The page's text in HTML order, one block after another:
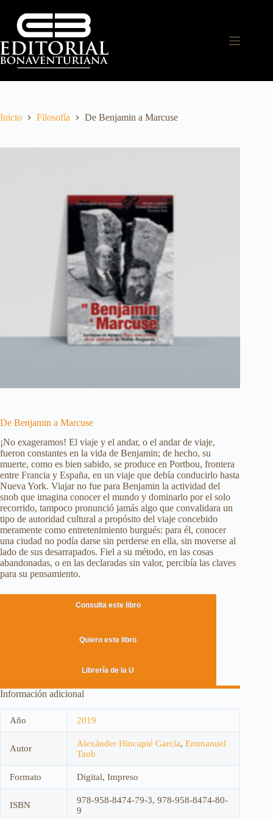
Inicio Filosofía De Benjamin a Marcuse
De Benjamin a Marcuse
¡No exageramos! El viaje y el andar, o el andar de viaje,
fueron constantes en la vida de Benjamin; de hecho, su
muerte, como es bien sabido, se produce en Portbou, frontera
entre Francia y España, en un viaje que debía conducirlo hasta
Nueva York. Viajar no fue para Benjamin la actividad del
snob que imagina conocer el mundo y dominarlo por el solo
recorrido, tampoco pronunció jamás algo que convalidara un
tipo de autoridad cultural a propósito del viaje concebido
meramente como entretenimiento burgués: para él, conocer
una ciudad no podía darse sin perderse en ella, sin moverse al
lado de sus desarrapados. Fiel a su método, en las cosas
abandonadas, o en las declaradas sin valor, percibía las claves
para su pensamiento.
Consulta este libro
Quiero este libro
Librería de la U
Información adicional
Año 2019
Autor Alexánder Hincapié García, Emmanuel
Taub
Formato Digital, Impreso
ISBN
978-958-8474-79-3, 978-958-8474-80-
9